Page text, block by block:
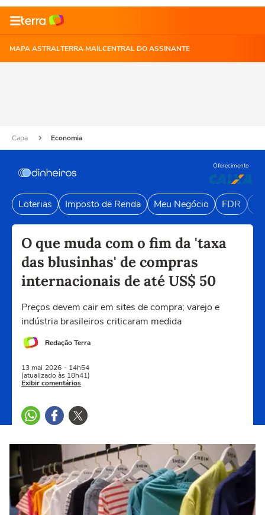
MAPA ASTRALTERRA MAILCENTRAL DO ASSINANTE
Capa Economia
Oferecimento
Loterias Imposto de Renda Meu Negócio FDR
O que muda com o fim da 'taxa
das blusinhas' de compras
internacionais de até US$ 50
Preços devem cair em sites de compra; varejo e
indústria brasileiros criticaram medida
Redação Terra
13 mai 2026 - 14h54
(atualizado às 18h41)
Exibir comentários